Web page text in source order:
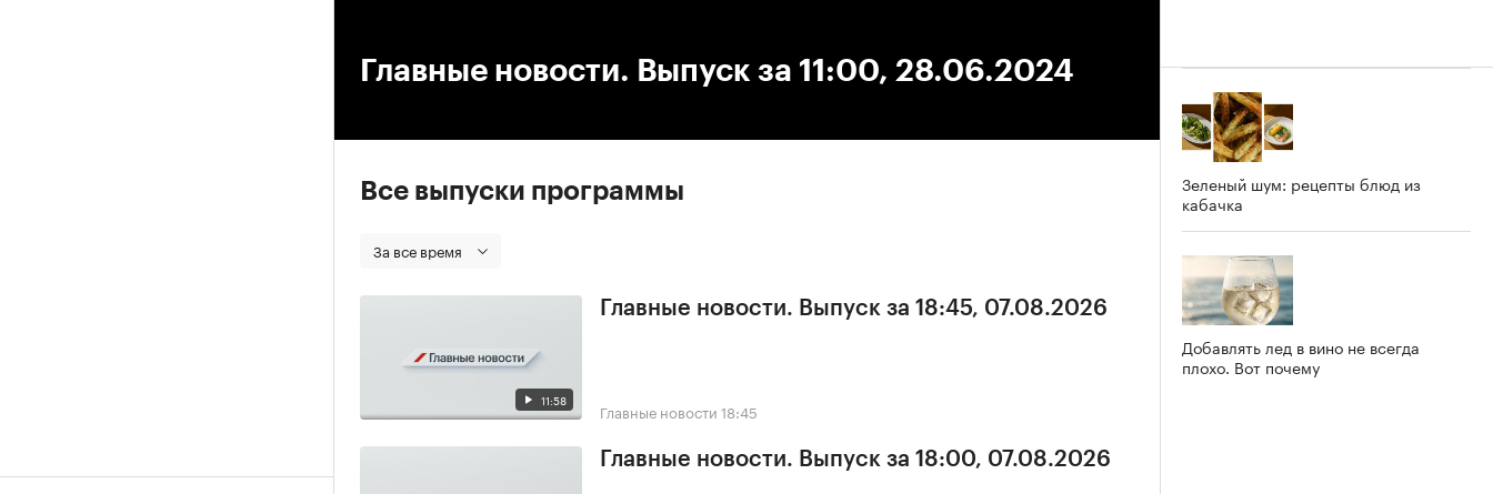
Главные новости. Выпуск за 11:00, 28.06.2024
Все выпуски программы
За все время
11:58
Главные новости. Выпуск за 18:45, 07.08.2026
Главные новости 18:45
Главные новости. Выпуск за 18:00, 07.08.2026
Зеленый шум: рецепты блюд из
кабачка
Добавлять лед в вино не всегда
плохо. Вот почему